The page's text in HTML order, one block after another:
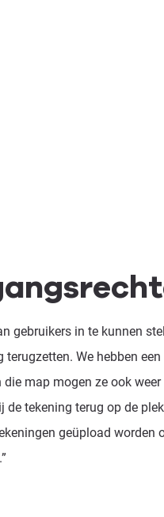
gebruikers in te kunnen
We hebben
map mogen ze ook
tekening terug op de
geüpload worden